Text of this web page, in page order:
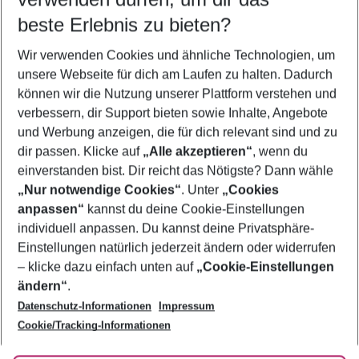
5-8 Nächte
2 Erwachsene Keine Kinder
Mehr Filter anzeigen
Footer
Footer navigation
Über uns
AGB
Bestpreisgarantie
Cookie-Einstellungen ändern
Cookie-Richtlinie
Agenturbetreuung
Barrierefreies Reisen
Folge uns
beste Erlebnis zu bieten?
Wir verwenden Cookies und ähnliche Technologien, um
unsere Webseite für dich am Laufen zu halten. Dadurch
können wir die Nutzung unserer Plattform verstehen und
verbessern, dir Support bieten sowie Inhalte, Angebote
und Werbung anzeigen, die für dich relevant sind und zu
dir passen. Klicke auf „Alle akzeptieren“, wenn du
einverstanden bist. Dir reicht das Nötigste? Dann wähle
„Nur notwendige Cookies“. Unter „Cookies
anpassen“ kannst du deine Cookie-Einstellungen
individuell anpassen. Du kannst deine Privatsphäre-
Einstellungen natürlich jederzeit ändern oder widerrufen
– klicke dazu einfach unten auf „Cookie-Einstellungen
ändern“.
Datenschutz-Informationen
Impressum
Cookie/Tracking-Informationen